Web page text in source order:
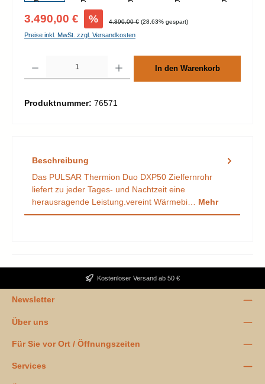
Verkaufspreis:
3.490,00 € % Regulärer Preis:
4.890,00 € (28.63% gespart)
Preise inkl. MwSt. zzgl. Versandkosten
In den Warenkorb
Produktnummer: 76571
Beschreibung
Das PULSAR Thermion Duo DXP50 Zielfernrohr
liefert zu jeder Tages- und Nachtzeit eine
herausragende Leistung.vereint Wärmebi… Mehr
Kostenloser Versand ab 50 €
Newsletter
Über uns
Für Sie vor Ort / Öffnungszeiten
Services